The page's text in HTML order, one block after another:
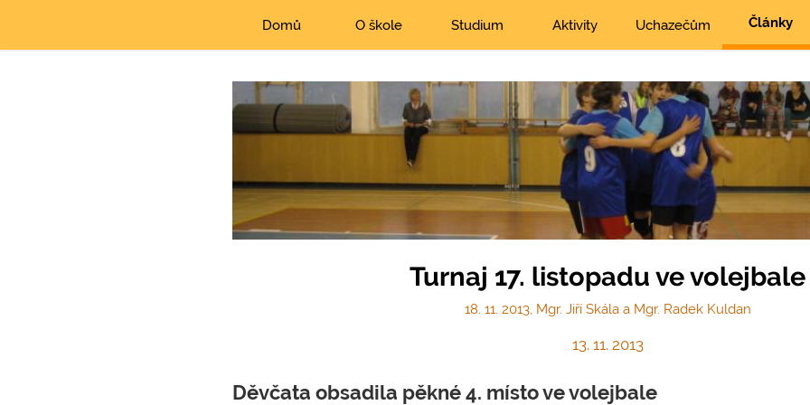
Domů O škole Studium Aktivity Uchazečům Články
Turnaj 17. listopadu ve volejbale
18. 11. 2013, Mgr. Jiří Skála a Mgr. Radek Kuldan
13. 11. 2013
Děvčata obsadila pěkné 4. místo ve volejbale